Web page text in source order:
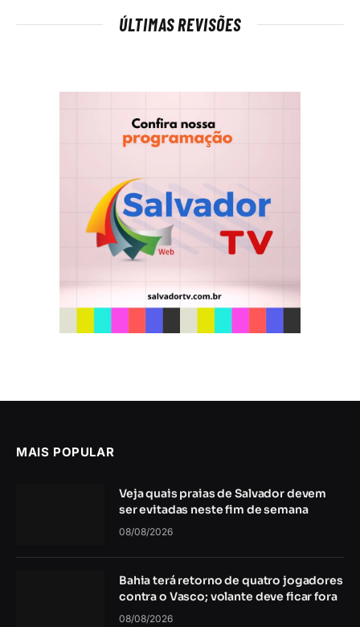
ÚLTIMAS REVISÕES
MAIS POPULAR
Veja quais praias de Salvador devem
ser evitadas neste fim de semana
08/08/2026
Bahia terá retorno de quatro jogadores
contra o Vasco; volante deve ficar fora
08/08/2026